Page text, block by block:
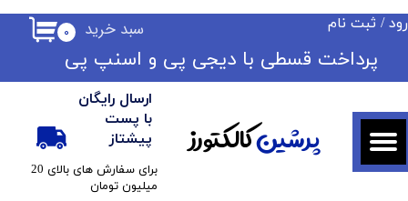
ارسال رایگان
با پست
پیشتاز
​برای سفارش های بالای 20
میلیون تومان
۰ سبد خرید / ثبت نام
حساب کاربری من
تغییر گذر واژه
سفارشات
خروج از حساب کاربری
​​پرداخت قسطی با دیجی پی ​​​​​​​و اسنپ پی
پرشینکالکتورز